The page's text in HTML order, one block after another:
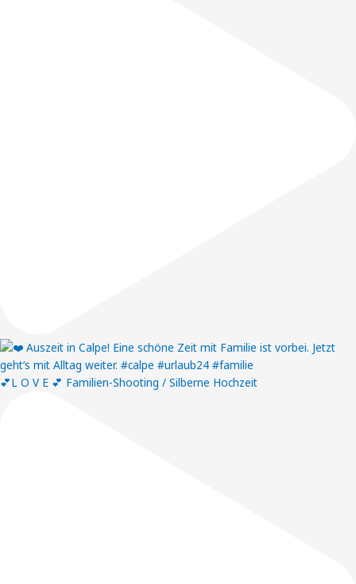
💕L O V E 💕 Familien-Shooting / Silberne Hochzeit